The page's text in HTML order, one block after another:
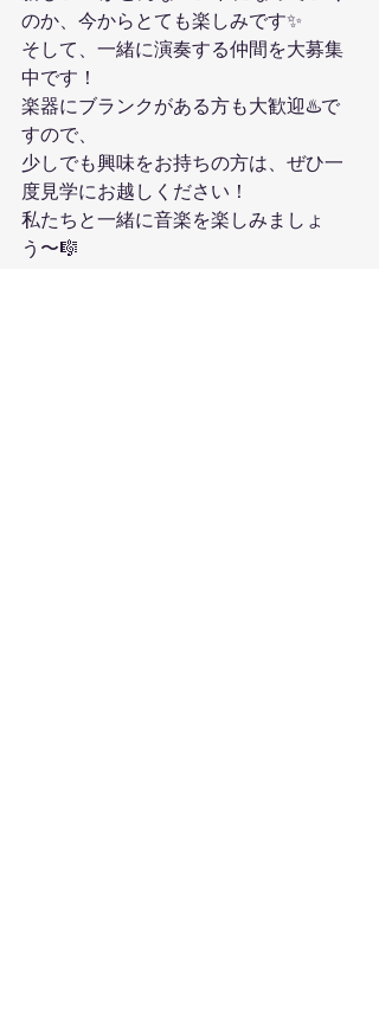
のか、今からとても楽しみです✨
そして、一緒に演奏する仲間を大募集
中です！
楽器にブランクがある方も大歓迎♨️で
すので、
少しでも興味をお持ちの方は、ぜひ一
度見学にお越しください！
私たちと一緒に音楽を楽しみましょ
う〜🎼